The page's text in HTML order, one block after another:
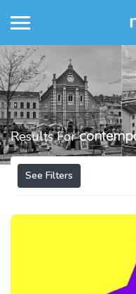
Results For
See Filters